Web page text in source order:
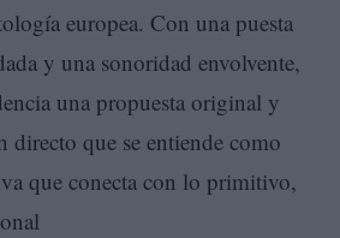
europea. Con una puesta
y una sonoridad envolvente,
una propuesta original y
directo que se entiende como
que conecta con lo primitivo,